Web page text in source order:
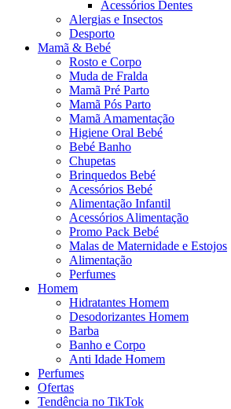
Acessórios Dentes
Alergias e Insectos
Desporto
Mamã & Bebé
Rosto e Corpo
Muda de Fralda
Mamã Pré Parto
Mamã Pós Parto
Mamã Amamentação
Higiene Oral Bebé
Bebé Banho
Chupetas
Brinquedos Bebé
Acessórios Bebé
Alimentação Infantil
Acessórios Alimentação
Promo Pack Bebé
Malas de Maternidade e Estojos
Alimentação
Perfumes
Homem
Hidratantes Homem
Desodorizantes Homem
Barba
Banho e Corpo
Anti Idade Homem
Perfumes
Ofertas
Tendência no TikTok